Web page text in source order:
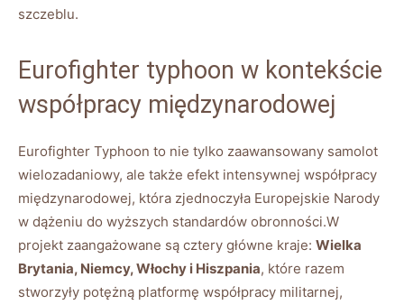
szczeblu.
Eurofighter typhoon w kontekście
współpracy międzynarodowej
Eurofighter Typhoon to nie tylko zaawansowany samolot
wielozadaniowy, ale także efekt intensywnej współpracy
międzynarodowej, która zjednoczyła Europejskie Narody
w dążeniu do wyższych standardów obronności.W
projekt zaangażowane są cztery główne kraje: Wielka
Brytania, Niemcy, Włochy i Hiszpania, które razem
stworzyły potężną platformę współpracy militarnej,